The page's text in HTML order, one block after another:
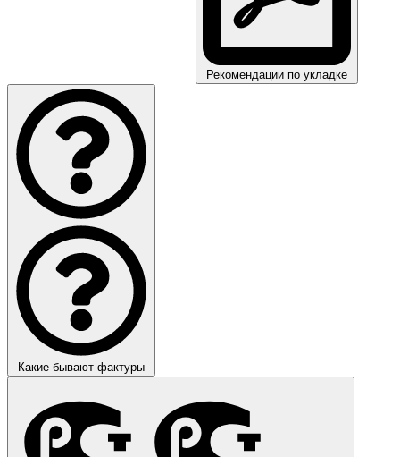
Рекомендации по укладке
Какие бывают фактуры